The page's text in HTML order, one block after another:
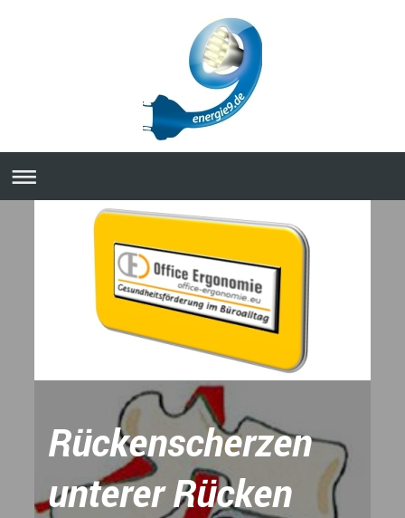
Rückenscherzen
unterer Rücken